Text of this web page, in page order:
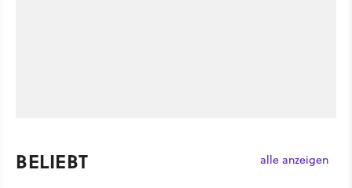
BELIEBT alle anzeigen